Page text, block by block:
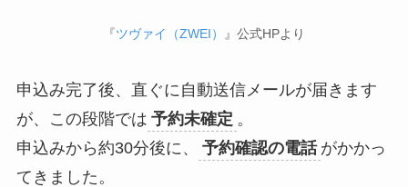
『ツヴァイ（ZWEI） 』公式HPより
申込み完了後、直ぐに自動送信メールが届きます
が、この段階では 予約未確定 。
申込みから約30分後に、
予約確認の電話 がかかっ
てきました。